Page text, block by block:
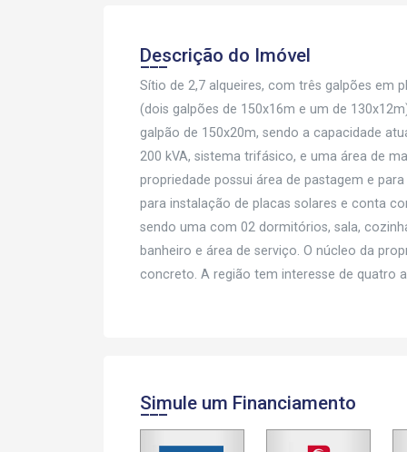
Descrição do Imóvel
Sítio de 2,7 alqueires, com três galpões em
(dois galpões de 150x16m e um de
galpão de 150x20m, sendo a capacidade
200 kVA, sistema trifásico, e uma área de
propriedade possui área de pastagem e
para instalação de placas solares e conta
sendo uma com 02 dormitórios, sala,
banheiro e área de serviço. O núcleo da
concreto. A região tem interesse de quatro
Simule um Financiamento